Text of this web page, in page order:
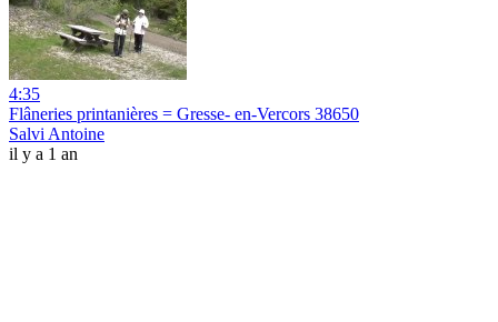
4:35
Flâneries printanières = Gresse- en-Vercors 38650
Salvi Antoine
il y a 1 an